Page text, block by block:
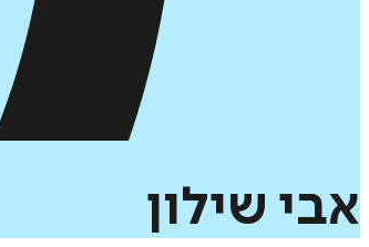
אבי שילון